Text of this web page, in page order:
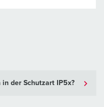
in der Schutzart IP5x?